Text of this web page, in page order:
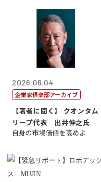
2026.06.04
企業家倶楽部アーカイブ
【著者に聞く】 クオンタム
リープ代表 出井伸之氏
自身の市場価値を高めよ